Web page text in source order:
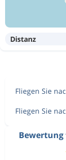
Distanz
Fliegen Sie
Fliegen Sie